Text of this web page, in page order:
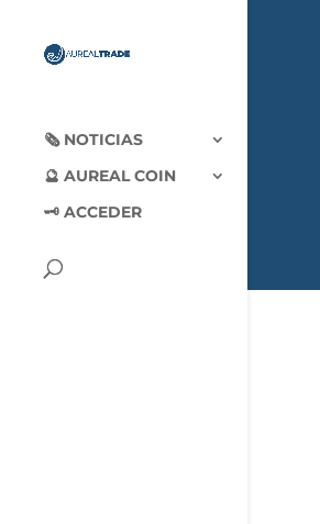
🗞‍️ NOTICIAS
🔮 AUREAL COIN
🗝 ACCEDER